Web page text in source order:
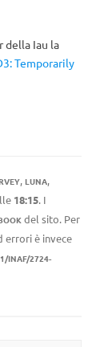
della Iau la
Temporarily
, LUNA,
18:15. I
del sito. Per
errori è invece
INAF/2724-